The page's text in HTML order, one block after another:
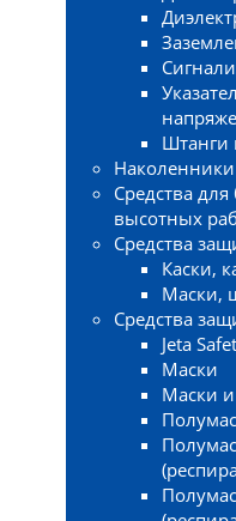
Штанги
Наколенники
Средства
высотных
Средства
Каски,
Маски,
Средства
Jeta
Маски
Маски